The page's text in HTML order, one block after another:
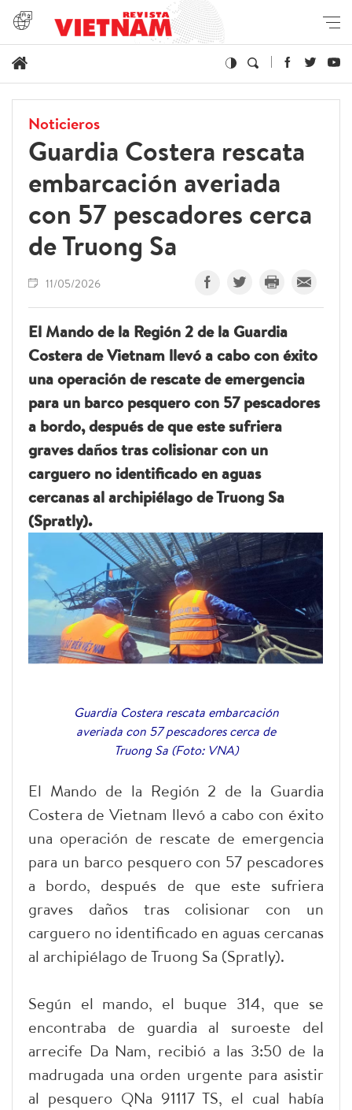
Noticieros
Guardia Costera rescata
embarcación averiada
con 57 pescadores cerca
de Truong Sa
11/05/2026
El Mando de la Región 2 de la Guardia
Costera de Vietnam llevó a cabo con éxito
una operación de rescate de emergencia
para un barco pesquero con 57 pescadores
a bordo, después de que este sufriera
graves daños tras colisionar con un
carguero no identificado en aguas
cercanas al archipiélago de Truong Sa
(Spratly).
Guardia Costera rescata embarcación
averiada con 57 pescadores cerca de
Truong Sa (Foto: VNA)
El Mando de la Región 2 de la Guardia
Costera de Vietnam llevó a cabo con éxito
una operación de rescate de emergencia
para un barco pesquero con 57 pescadores
a bordo, después de que este sufriera
graves daños tras colisionar con un
carguero no identificado en aguas cercanas
al archipiélago de Truong Sa (Spratly).
Según el mando, el buque 314, que se
encontraba de guardia al suroeste del
arrecife Da Nam, recibió a las 3:50 de la
madrugada una orden urgente para asistir
al pesquero QNa 91117 TS, el cual había